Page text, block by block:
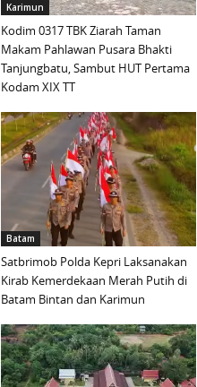
Karimun
Kodim 0317 TBK Ziarah Taman
Makam Pahlawan Pusara Bhakti
Tanjungbatu, Sambut HUT Pertama
Kodam XIX TT
Batam
Satbrimob Polda Kepri Laksanakan
Kirab Kemerdekaan Merah Putih di
Batam Bintan dan Karimun